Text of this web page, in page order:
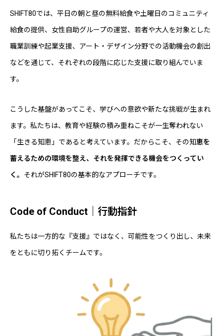
SHIFT80では、平日の朝と昼の無料給食や土曜日のコミュニティ
給食の提供、女性自助グループの運営、若者や大人を対象とした
職業訓練や起業支援、アート・デザイン分野での活動機会の創出
などを通じて、それぞれの段階に応じた支援に取り組んでいま
す。
こうした基盤があってこそ、学びへの意欲や新たな挑戦が生まれ
ます。私たちは、教育や経験の積み重ねこそが一生奪われない
「生きる知恵」であると考えています。だからこそ、その知恵を
蓄えるための環境を整え、それを発揮できる機会をつくってい
く。 それがSHIFT80の基本的なアプローチです。
Code of Conduct｜行動指針
私たちは一方的な『支援』ではなく、可能性をつくり出し、未来
をともに切り拓くチームです。